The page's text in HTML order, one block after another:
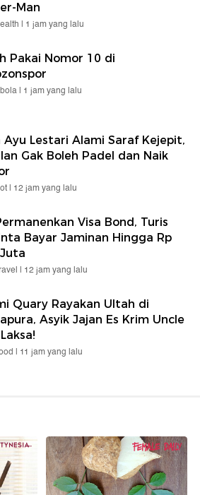
Man
| 1 jam yang lalu
Pakai Nomor 10 di
| 1 jam yang lalu
Ayu Lestari Alami Saraf Kejepit,
Gak Boleh Padel dan Naik
| 12 jam yang lalu
Visa Bond, Turis
Bayar Jaminan Hingga Rp
| 12 jam yang lalu
Quary Rayakan Ultah di
Asyik Jajan Es Krim Uncle
| 11 jam yang lalu